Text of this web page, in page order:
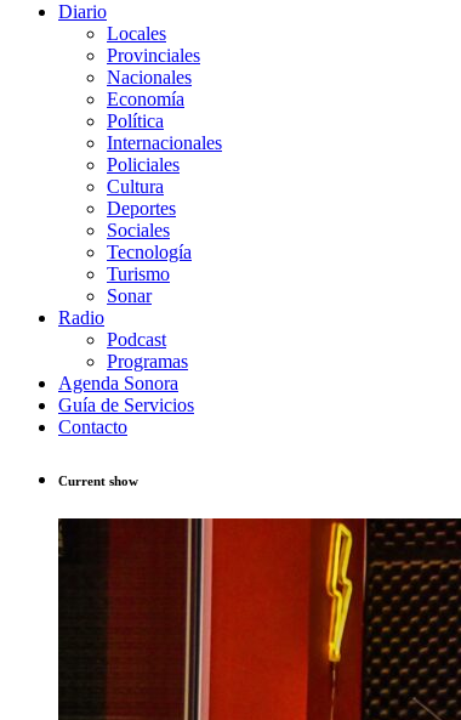
Diario
Locales
Provinciales
Nacionales
Economía
Política
Internacionales
Policiales
Cultura
Deportes
Sociales
Tecnología
Turismo
Sonar
Radio
Podcast
Programas
Agenda Sonora
Guía de Servicios
Contacto
Current show